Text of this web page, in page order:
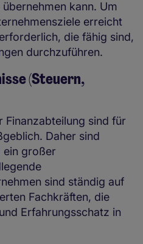
kann. Um
erreicht
die fähig sind,
durchzuführen.
(Steuern,
Finanzabteilung sind für
Daher sind
ein großer
sind ständig auf
Fachkräften, die
Erfahrungsschatz in